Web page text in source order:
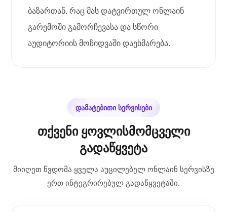
ბაზართან, რაც მას დატვირთულ ონლაინ
გარემოში გამორჩევასა და სწორი
აუდიტორიის მოზიდვაში დაეხმარება.
დამატებითი სერვისები
თქვენი ყოვლისმომცველი
გადაწყვეტა
მიიღეთ წვდომა ყველა აუცილებელ ონლაინ სერვისზე
ერთ ინტეგრირებულ გადაწყვეტაში.